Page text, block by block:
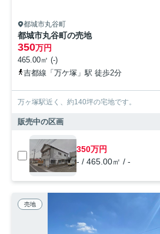
都城市丸谷町
都城市丸谷町の売地
350万円
465.00㎡ (-)
吉都線「万ケ塚」駅 徒歩2分
万ヶ塚駅近く、約140坪の宅地です。
販売中の区画
350万円
- / 465.00㎡ / -
売地